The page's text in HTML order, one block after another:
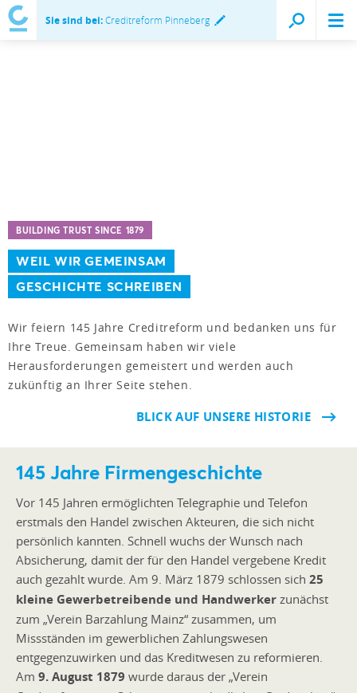
Sie sind bei:Creditreform Pinneberg
BUILDING TRUST SINCE 1879
WEIL WIR GEMEINSAM
GESCHICHTE SCHREIBEN
Wir feiern 145 Jahre Creditreform und bedanken uns für
Ihre Treue. Gemeinsam haben wir viele
Herausforderungen gemeistert und werden auch
zukünftig an Ihrer Seite stehen.
BLICK AUF UNSERE HISTORIE
145 Jahre Firmengeschichte
Vor 145 Jahren ermöglichten Telegraphie und Telefon
erstmals den Handel zwischen Akteuren, die sich nicht
persönlich kannten. Schnell wuchs der Wunsch nach
Absicherung, damit der für den Handel vergebene Kredit
auch gezahlt wurde. Am 9. März 1879 schlossen sich 25
kleine Gewerbetreibende und Handwerker zunächst
zum „Verein Barzahlung Mainz“ zusammen, um
Missständen im gewerblichen Zahlungswesen
entgegenzuwirken und das Kreditwesen zu reformieren.
Am 9. August 1879 wurde daraus der „Verein